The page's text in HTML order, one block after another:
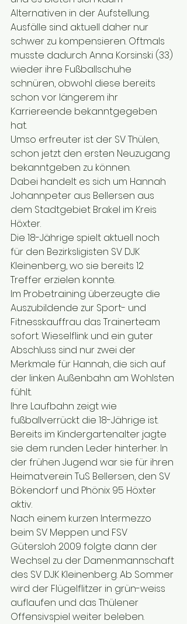
Alternativen in der Aufstellung.
Ausfälle sind aktuell daher nur
schwer zu kompensieren. Oftmals
musste dadurch Anna Korsinski (33)
wieder ihre Fußballschuhe
schnüren, obwohl diese bereits
schon vor längerem ihr
Karriereende bekanntgegeben
hat.
Umso erfreuter ist der SV Thülen,
schon jetzt den ersten Neuzugang
bekanntgeben zu können.
Dabei handelt es sich um Hannah
Johannpeter aus Bellersen aus
dem Stadtgebiet Brakel im Kreis
Höxter.
Die 18-Jährige spielt aktuell noch
für den Bezirksligisten SV DJK
Kleinenberg, wo sie bereits 12
Treffer erzielen konnte.
Im Probetraining überzeugte die
Auszubildende zur Sport- und
Fitnesskauffrau das Trainerteam
sofort. Wieselflink und ein guter
Abschluss sind nur zwei der
Merkmale für Hannah, die sich auf
der linken Außenbahn am Wohlsten
fühlt.
Ihre Laufbahn zeigt wie
fußballverrückt die 18-Jährige ist.
Bereits im Kindergartenalter jagte
sie dem runden Leder hinterher. In
der frühen Jugend war sie für ihren
Heimatverein TuS Bellersen, den SV
Bökendorf und Phönix 95 Höxter
aktiv.
Nach einem kurzen Intermezzo
beim SV Meppen und FSV
Gütersloh 2009 folgte dann der
Wechsel zu der Damenmannschaft
des SV DJK Kleinenberg. Ab Sommer
wird der Flügelflitzer in grün-weiss
auflaufen und das Thülener
Offensivspiel weiter beleben.